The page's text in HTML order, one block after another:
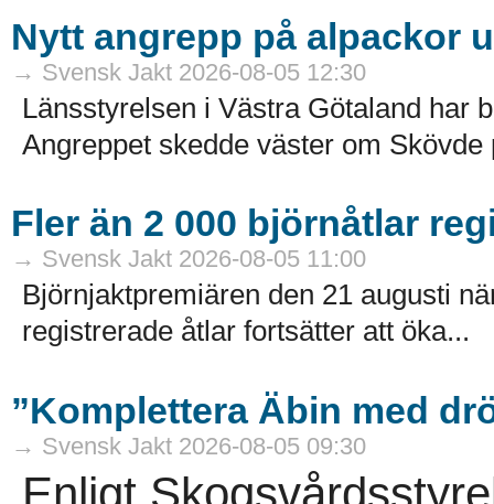
Nytt angrepp på alpackor
→ Svensk Jakt 2026-08-05 12:30
Länsstyrelsen i Västra Götaland har
Angreppet skedde väster om Skövde
Fler än 2 000 björnåtlar
→ Svensk Jakt 2026-08-05 11:00
Björnjaktpremiären den 21 augusti
registrerade åtlar fortsätter att öka...
”Komplettera Äbin med
→ Svensk Jakt 2026-08-05 09:30
Enligt